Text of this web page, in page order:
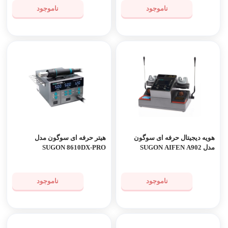
ناموجود ناموجود
هویه دیجیتال حرفه ای سوگون
مدل SUGON AIFEN A902
ناموجود
هیتر حرفه ای سوگون مدل
SUGON 8610DX-PRO
ناموجود